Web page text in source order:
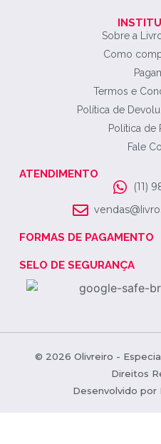
Sobre a
Como
Termos e
Política de
Política de
Fale
ATENDIMENTO
(11)
FORMAS DE PAGAMENTO
SELO DE SEGURANÇA
© 2026 Olivreiro -
Direitos
Desenvolvido por